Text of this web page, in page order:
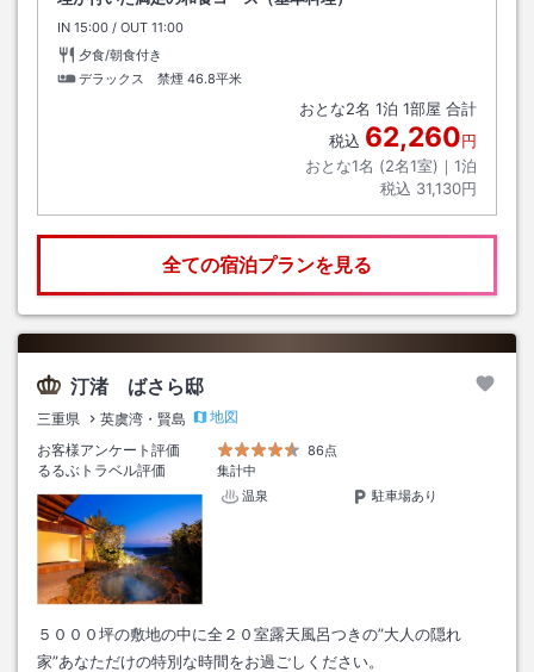
IN チェックイン
15:00 / OUT チェックアウト
11:00
夕食/朝食付き
デラックス 禁煙 46.8平米
おとな2名 1泊 1部屋 合計
税込 62,260円
おとな1名 (2名1室)｜ 1泊
税込 31,130円
全ての宿泊プランを見る
汀渚 ばさら邸
三重県 英虞湾・賢島
地図
お客様アンケート評価
86点
るるぶトラベル評価
集計中
温泉
駐車場あり
５０００坪の敷地の中に全２０室露天風呂つきの”大人の隠れ
家”あなただけの特別な時間をお過ごしください。